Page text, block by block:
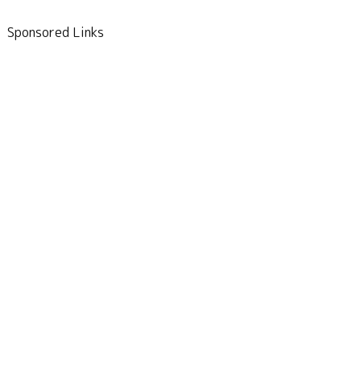
Sponsored Links